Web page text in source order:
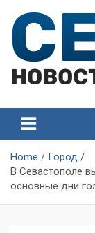
content
Севастополя
Home
Город
В Севастополе
основные дни